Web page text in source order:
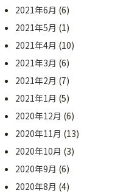
2021年6月 (6)
2021年5月 (1)
2021年4月 (10)
2021年3月 (6)
2021年2月 (7)
2021年1月 (5)
2020年12月 (6)
2020年11月 (13)
2020年10月 (3)
2020年9月 (6)
2020年8月 (4)